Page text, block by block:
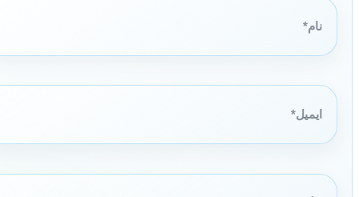
نام*
ایمیل*
وبگاه